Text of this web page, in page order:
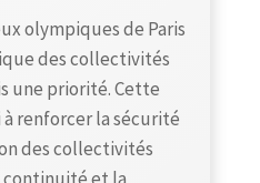
olympiques de Paris
des collectivités
une priorité. Cette
renforcer la sécurité
des collectivités